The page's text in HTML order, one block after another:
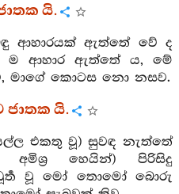
යි.
ආහාරයක් ඇත්තේ වේ ද
ම ආහාර ඇත්තේ ය, මේ
මාගේ කොටස නො නසව.
යි.
එකතු වූ) සුවඳ නැත්තේ
හෙයින්) පිරිසිදු
වූ මෝ තොමෝ බොරු